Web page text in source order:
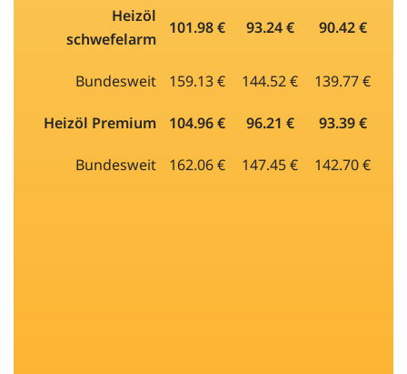
Heizöl
schwefelarm
101.98 € 93.24 € 90.42 €
Bundesweit 159.13 € 144.52 € 139.77 €
Heizöl Premium 104.96 € 96.21 € 93.39 €
Bundesweit 162.06 € 147.45 € 142.70 €